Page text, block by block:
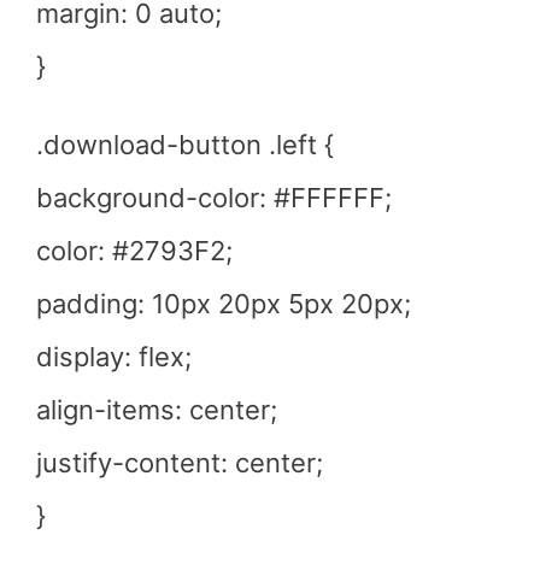
margin: 0 auto;
}
.download-button .left {
background-color: #FFFFFF;
color: #2793F2;
padding: 10px 20px 5px 20px;
display: flex;
align-items: center;
justify-content: center;
}